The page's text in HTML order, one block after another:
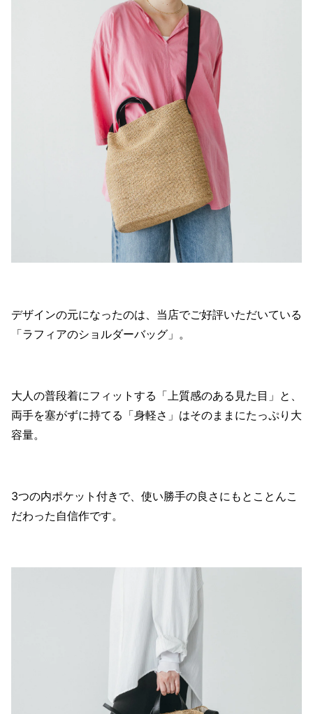
デザインの元になったのは、当店でご好評いただいている
「ラフィアのショルダーバッグ」。
大人の普段着にフィットする「上質感のある見た目」と、
両手を塞がずに持てる「身軽さ」はそのままにたっぷり大
容量。
3つの内ポケット付きで、使い勝手の良さにもとことんこ
だわった自信作です。